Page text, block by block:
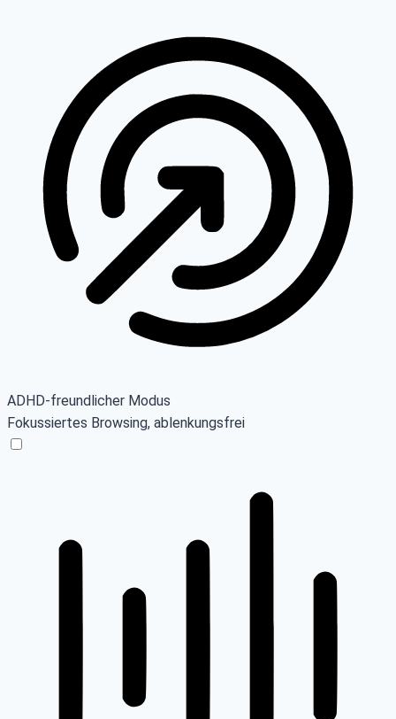
ADHD-freundlicher Modus
Fokussiertes Browsing, ablenkungsfrei